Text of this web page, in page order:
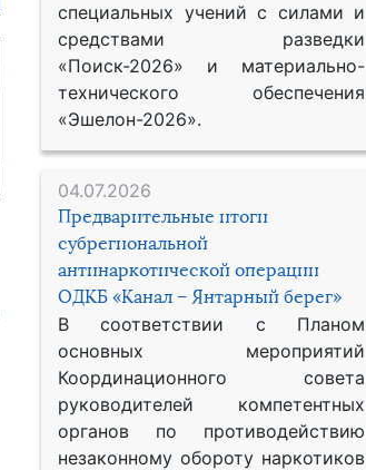
специальных учений с силами и
средствами разведки
«Поиск-2026» и материально-
технического обеспечения
«Эшелон-2026».
04.07.2026
Предварительные итоги
субрегиональной
антинаркотической операции
ОДКБ «Канал – Янтарный берег»
В соответствии с Планом
основных мероприятий
Координационного совета
руководителей компетентных
органов по противодействию
незаконному обороту наркотиков